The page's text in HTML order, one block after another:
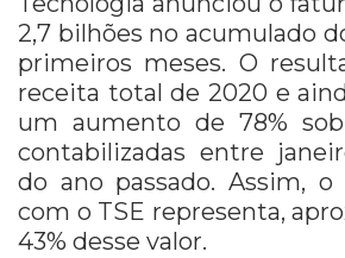
2,7 bilhões no acumulado
primeiros meses. O
receita total de 2020 e
um aumento de 78%
contabilizadas entre
do ano passado. Assim,
com o TSE representa,
43% desse valor.